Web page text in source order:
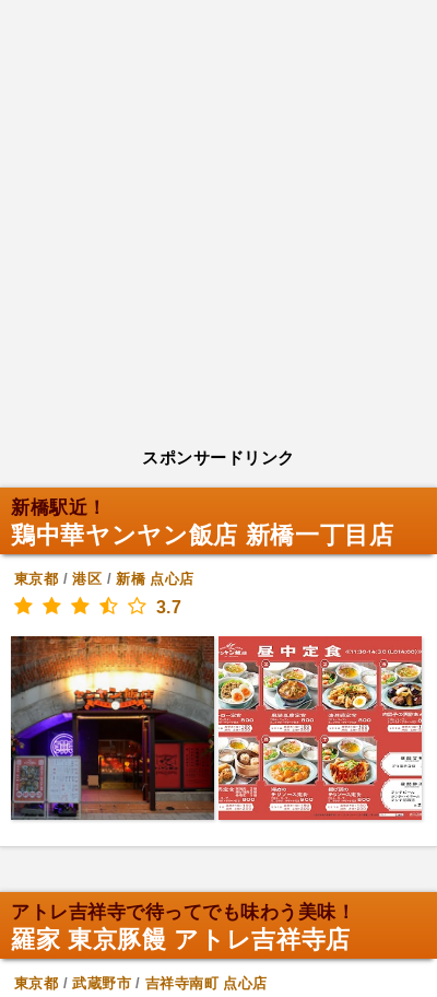
スポンサードリンク
新橋駅近！
鶏中華ヤンヤン飯店 新橋一丁目店
東京都 /港区 /新橋 点心店
3.7
アトレ吉祥寺で待ってでも味わう美味！
羅家 東京豚饅 アトレ吉祥寺店
東京都 /武蔵野市/吉祥寺南町 点心店